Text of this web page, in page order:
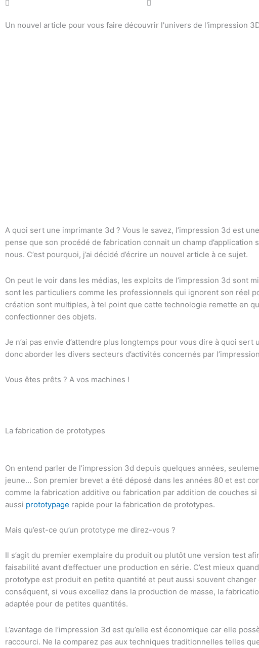
Un nouvel article pour vous faire découvrir l'univers de l'impression
A quoi sert une imprimante 3d ? Vous le savez, l’impression 3d est
pense que son procédé de fabrication connait un champ d’application
nous. C’est pourquoi, j’ai décidé d’écrire un nouvel article à ce sujet.
On peut le voir dans les médias, les exploits de l’impression 3d sont
sont les particuliers comme les professionnels qui ignorent son réel
création sont multiples, à tel point que cette technologie remette en
confectionner des objets.
Je n’ai pas envie d’attendre plus longtemps pour vous dire à quoi
donc aborder les divers secteurs d’activités concernés par
Vous êtes prêts ? A vos machines !
La fabrication de prototypes
On entend parler de l’impression 3d depuis quelques années,
jeune… Son premier brevet a été déposé dans les années 80 et est
comme la fabrication additive ou fabrication par addition de couches
aussi prototypage rapide pour la fabrication de prototypes.
Mais qu’est-ce qu’un prototype me direz-vous ?
Il s’agit du premier exemplaire du produit ou plutôt une version test
faisabilité avant d’effectuer une production en série. C’est mieux
prototype est produit en petite quantité et peut aussi souvent
conséquent, si vous excellez dans la production de masse, la
adaptée pour de petites quantités.
L’avantage de l’impression 3d est qu’elle est économique car elle
raccourci. Ne la comparez pas aux techniques traditionnelles telles